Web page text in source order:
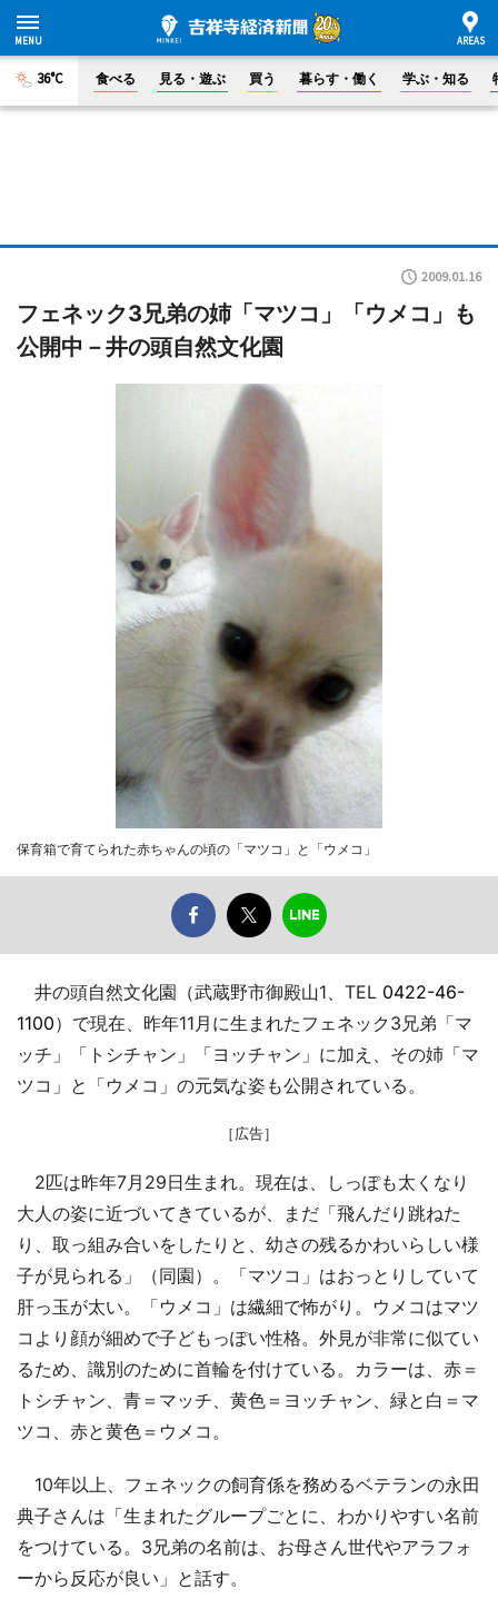
36°C 食べる 見る・遊ぶ 買う 暮らす・働く 学ぶ・知る
2009.01.16
フェネック3兄弟の姉「マツコ」「ウメコ」も
公開中－井の頭自然文化園
保育箱で育てられた赤ちゃんの頃の「マツコ」と「ウメコ」
井の頭自然文化園（武蔵野市御殿山1、TEL 0422-46-
1100）で現在、昨年11月に生まれたフェネック3兄弟「マ
ッチ」「トシチャン」「ヨッチャン」に加え、その姉「マ
ツコ」と「ウメコ」の元気な姿も公開されている。
［広告］
2匹は昨年7月29日生まれ。現在は、しっぽも太くなり
大人の姿に近づいてきているが、まだ「飛んだり跳ねた
り、取っ組み合いをしたりと、幼さの残るかわいらしい様
子が見られる」（同園）。「マツコ」はおっとりしていて
肝っ玉が太い。「ウメコ」は繊細で怖がり。ウメコはマツ
コより顔が細めで子どもっぽい性格。外見が非常に似てい
るため、識別のために首輪を付けている。カラーは、赤＝
トシチャン、青＝マッチ、黄色＝ヨッチャン、緑と白＝マ
ツコ、赤と黄色＝ウメコ。
10年以上、フェネックの飼育係を務めるベテランの永田
典子さんは「生まれたグループごとに、わかりやすい名前
をつけている。3兄弟の名前は、お母さん世代やアラフォ
ーから反応が良い」と話す。